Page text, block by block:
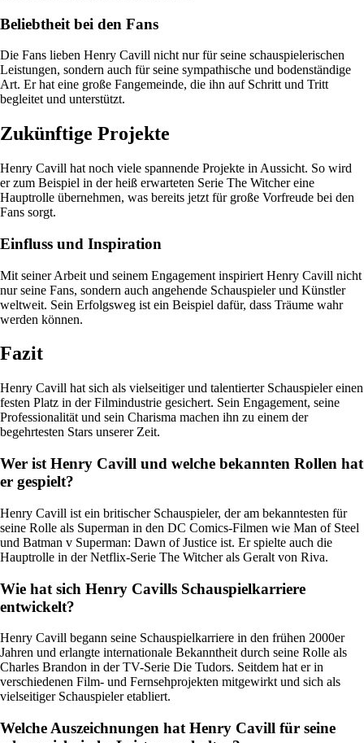
Beliebtheit bei den Fans
Die Fans lieben Henry Cavill nicht nur für seine schauspielerischen
Leistungen, sondern auch für seine sympathische und bodenständige
Art. Er hat eine große Fangemeinde, die ihn auf Schritt und Tritt
begleitet und unterstützt.
Zukünftige Projekte
Henry Cavill hat noch viele spannende Projekte in Aussicht. So wird
er zum Beispiel in der heiß erwarteten Serie The Witcher eine
Hauptrolle übernehmen, was bereits jetzt für große Vorfreude bei den
Fans sorgt.
Einfluss und Inspiration
Mit seiner Arbeit und seinem Engagement inspiriert Henry Cavill nicht
nur seine Fans, sondern auch angehende Schauspieler und Künstler
weltweit. Sein Erfolgsweg ist ein Beispiel dafür, dass Träume wahr
werden können.
Fazit
Henry Cavill hat sich als vielseitiger und talentierter Schauspieler einen
festen Platz in der Filmindustrie gesichert. Sein Engagement, seine
Professionalität und sein Charisma machen ihn zu einem der
begehrtesten Stars unserer Zeit.
Wer ist Henry Cavill und welche bekannten Rollen hat
er gespielt?
Henry Cavill ist ein britischer Schauspieler, der am bekanntesten für
seine Rolle als Superman in den DC Comics-Filmen wie Man of Steel
und Batman v Superman: Dawn of Justice ist. Er spielte auch die
Hauptrolle in der Netflix-Serie The Witcher als Geralt von Riva.
Wie hat sich Henry Cavills Schauspielkarriere
entwickelt?
Henry Cavill begann seine Schauspielkarriere in den frühen 2000er
Jahren und erlangte internationale Bekanntheit durch seine Rolle als
Charles Brandon in der TV-Serie Die Tudors. Seitdem hat er in
verschiedenen Film- und Fernsehprojekten mitgewirkt und sich als
vielseitiger Schauspieler etabliert.
Welche Auszeichnungen hat Henry Cavill für seine